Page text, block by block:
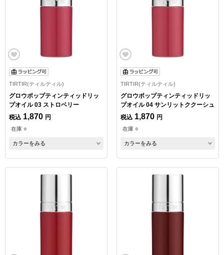
TIRTIR(ティルティル)
グロウポップティンティッドリッ
プオイル 03 ストロベリー
税込 1,870 円
在庫 ○
カラーをみる
TIRTIR(ティルティル)
グロウポップティンティッドリッ
プオイル 04 サンリットククーシュ
税込 1,870 円
在庫 ○
カラーをみる